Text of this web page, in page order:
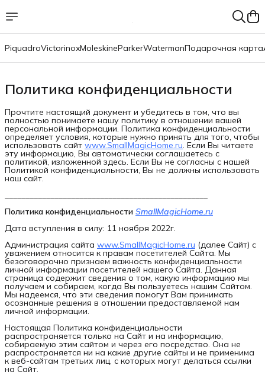
PiquadroVictorinoxMoleskineParkerWatermanПодарочная карта
Политика конфиденциальности
Прочтите настоящий документ и убедитесь в том, что вы
полностью понимаете нашу политику в отношении вашей
персональной информации. Политика конфиденциальности
определяет условия, которые нужно принять для того, чтобы
использовать сайт www.SmallMagicHome.ru. Если Вы читаете
эту информацию, Вы автоматически соглашаетесь с
политикой, изложенной здесь. Если Вы не согласны с нашей
Политикой конфиденциальности, Вы не должны использовать
наш ​сайт.
​Политика конфиденциальности SmallMagicHome.ru
Дата вступления в силу: 11 ноября 2022г.
Администрация сайта www.SmallMagicHome.ru (далее Сайт) с
уважением относится к правам посетителей Сайта. Мы
безоговорочно признаем важность конфиденциальности
личной информации посетителей нашего Сайта. Данная
страница содержит сведения о том, какую информацию мы
получаем и собираем, когда Вы пользуетесь нашим Сайтом.
Мы надеемся, что эти сведения помогут Вам принимать
осознанные решения в отношении предоставляемой нам
личной информации.
Настоящая Политика конфиденциальности
распространяется только на Сайт и на информацию,
собираемую этим сайтом и через его посредство. Она не
распространяется ни на какие другие сайты и не применима
к веб-сайтам третьих лиц, с которых могут делаться ссылки
на Сайт.